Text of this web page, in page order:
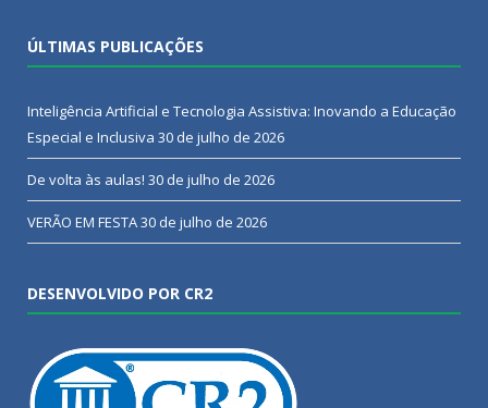
ÚLTIMAS PUBLICAÇÕES
Inteligência Artificial e Tecnologia Assistiva: Inovando a Educação
Especial e Inclusiva 30 de julho de 2026
De volta às aulas! 30 de julho de 2026
VERÃO EM FESTA30 de julho de 2026
DESENVOLVIDO POR CR2